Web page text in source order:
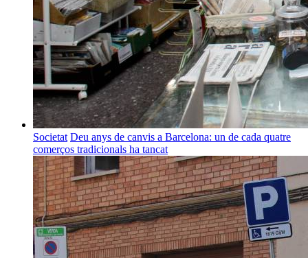
Societat Deu anys de canvis a Barcelona: un de cada quatre
comerços tradicionals ha tancat